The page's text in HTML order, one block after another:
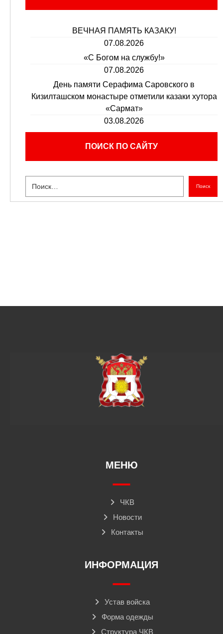
ВЕЧНАЯ ПАМЯТЬ КАЗАКУ!
07.08.2026
«С Богом на службу!»
07.08.2026
День памяти Серафима Саровского в
Кизилташском монастыре отметили казаки хутора
«Сармат»
03.08.2026
ПОИСК ПО САЙТУ
Поиск
МЕНЮ
ЧКВ
Новости
Контакты
ИНФОРМАЦИЯ
Устав войска
Форма одежды
Структура ЧКВ